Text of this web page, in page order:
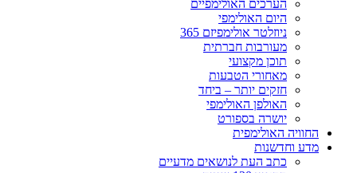
הערכים האולימפיים
היום האולימפי
ניוזלטר אולימפיזם 365
מעורבות חברתית
תוכן מקצועי
מאחורי הטבעות
חזקים יותר – ביחד
האולפן האולימפי
יושרה בספורט
החוויה האולימפית
מדע וחדשנות
כתב העת לנושאים מדעיים